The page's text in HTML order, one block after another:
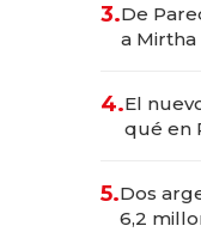
las
3.De
a
4.El
qué en
para
5.Dos
6,2